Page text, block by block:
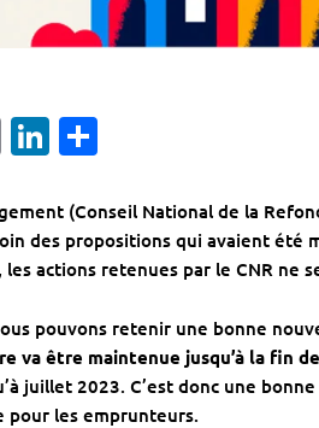
EmailLinkedIn
(Conseil National de la
des propositions qui avaient été
les actions retenues par le CNR ne
pouvons retenir une bonne
va être maintenue jusqu’à la fin
juillet 2023. C’est donc une
pour les emprunteurs.